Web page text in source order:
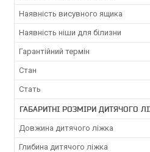
Наявність висувного ящика
Наявність ніши для білизни
Гарантійний термін
Стан
Стать
ГАБАРИТНІ РОЗМІРИ ДИТЯЧОГО
Довжина дитячого ліжка
Глибина дитячого ліжка